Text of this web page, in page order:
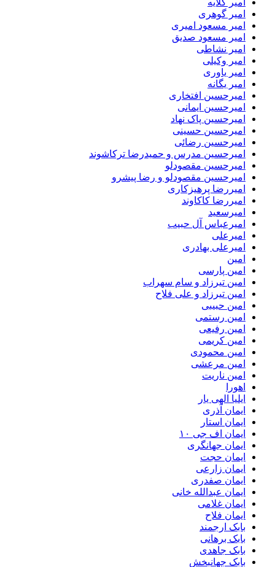
امیر گلایه
امیر گوهری
امیر مسعود امیری
امیر مسعود صدیق
امیر نشاطی
امیر وکیلی
امیر یاوری
امیر یگانه
امیرحسین افتخاری
امیرحسین ایمانی
امیرحسین پاک نهاد
امیرحسین حسینی
امیرحسین رضائی
امیرحسین مدرس و حمیدرضا ترکاشوند
امیرحسین مقصودلو
امیرحسین مقصودلو و رضا پیشرو
امیررضا پرهیزکاری
امیررضا کاکاوند
امیرسعید
امیرعباس آل حبیب
امیرعلی
امیرعلی بهادری
امین
امین پارسی
امین تیرزاد و سام سهراب
امین تیرزاد و علی فلاح
امین حبیبی
امین رستمی
امین رفیعی
امین کریمی
امین محمودی
امین مرعشی
امین ناریت
اهورا
ایلیا الهی یار
ایمان آذری
ایمان استار
ایمان اف جی ۱۰
ایمان جهانگری
ایمان حجت
ایمان زارعی
ایمان صفدری
ایمان عبدالله خانی
ایمان غلامی
ایمان فلاح
بابک ارجمند
بابک برهانی
بابک جاهدی
بابک جهانبخش